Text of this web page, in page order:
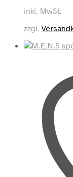
inkl. MwSt.
zzgl.